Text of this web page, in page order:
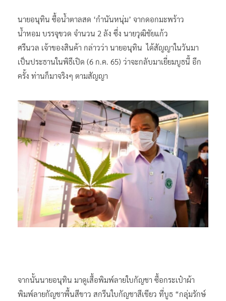
นายอนุทิน ซื้อน้ำตาลสด ‘กำนันหนุ่ม’ จากดอกมะพร้าว
น้ำหอม บรรจุขวด จำนวน 2 ลัง ซึ่ง นายวุฒิชัยแก้ว
ศรีนวล เจ้าของสินค้า กล่าวว่า นายอนุทิน ได้สัญญาในวันมา
เป็นประธานในพิธีเปิด (6 ก.ค. 65) ว่าจะกลับมาเยี่ยมบูธนี้ อีก
ครั้ง ท่านก็มาจริงๆ ตามสัญญา
จากนั้นนายอนุทิน มาดูเสื้อพิมพ์ลายใบกัญชา ซื้อกระเป๋าผ้า
พิมพ์ลายกัญชาพื้นสีขาว สกรีนใบกัญชาสีเขียว ที่บูธ “กลุ่มรักษ์